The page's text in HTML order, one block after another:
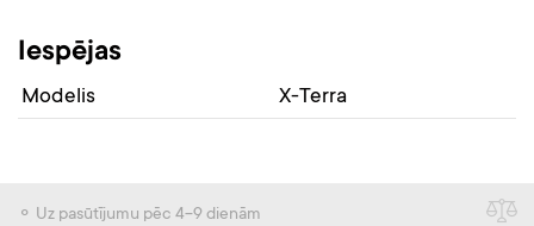
Iespējas
Modelis X-Terra
⚬ Uz pasūtījumu pēc 4-9 dienām